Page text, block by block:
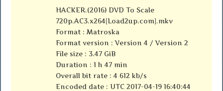
HACKER.(2016) DVD To Scale
720p.AC3.x264[Load2up.com].mkv
Format : Matroska
Format version : Version 4 / Version 2
File size : 3.47 GiB
Duration : 1 h 47 min
Overall bit rate : 4 612 kb/s
Encoded date : UTC 2017-04-19 16:40:44